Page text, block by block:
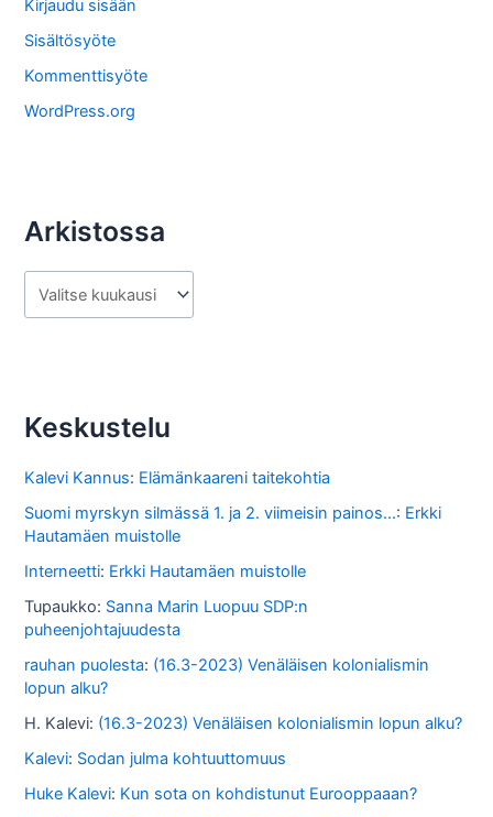
o
s
t
a
Kirjaudu sisään
Sisältösyöte
Kommenttisyöte
WordPress.org
Arkistossa
r
s
o
s
s
a
Keskustelu
Kalevi Kannus: Elämänkaareni taitekohtia
Suomi myrskyn silmässä 1. ja 2. viimeisin painos...: Erkki
Hautamäen muistolle
Interneetti: Erkki Hautamäen muistolle
Tupaukko: Sanna Marin Luopuu SDP:n
puheenjohtajuudesta
rauhan puolesta: (16.3-2023) Venäläisen kolonialismin
lopun alku?
H. Kalevi: (16.3-2023) Venäläisen kolonialismin lopun alku?
Kalevi: Sodan julma kohtuuttomuus
Huke Kalevi: Kun sota on kohdistunut Eurooppaaan?